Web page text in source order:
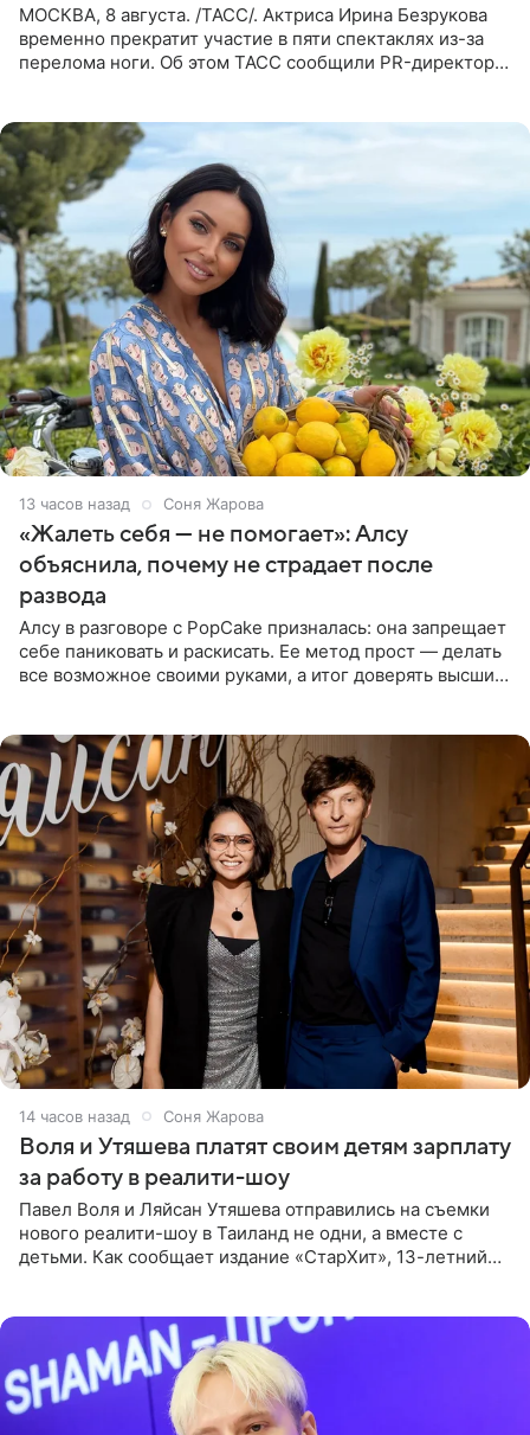
МОСКВА, 8 августа. /ТАСС/. Актриса Ирина Безрукова
временно прекратит участие в пяти спектаклях из-за
перелома ноги. Об этом ТАСС сообщили PR-директор
13 часов назад Соня Жарова
«Жалеть себя — не помогает»: Алсу
объяснила, почему не страдает после
развода
Алсу в разговоре с PopCake призналась: она запрещает
себе паниковать и раскисать. Ее метод прост — делать
все возможное своими руками, а итог доверять высшим
14 часов назад Соня Жарова
Воля и Утяшева платят своим детям зарплату
за работу в реалити-шоу
Павел Воля и Ляйсан Утяшева отправились на съемки
нового реалити-шоу в Таиланд не одни, а вместе с
детьми. Как сообщает издание «СтарХит», 13-летний